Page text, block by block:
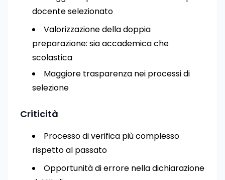
docente selezionato
Valorizzazione della doppia
preparazione: sia accademica che
scolastica
Maggiore trasparenza nei processi di
selezione
Criticità
Processo di verifica più complesso
rispetto al passato
Opportunità di errore nella dichiarazione